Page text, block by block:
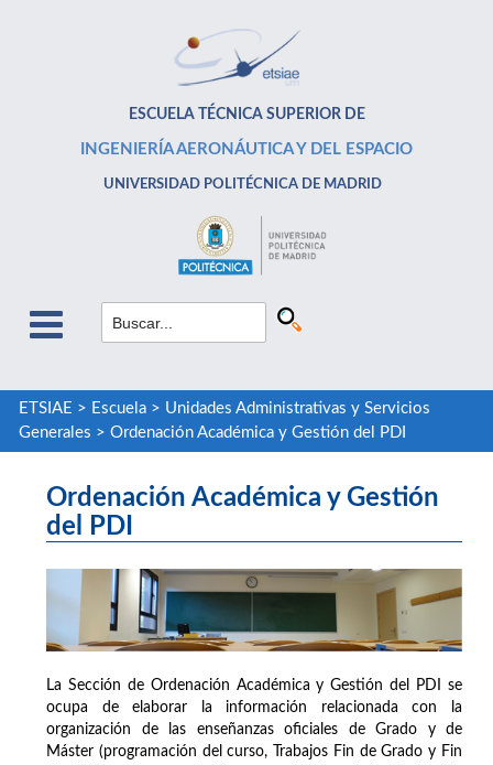
ESCUELA TÉCNICA SUPERIOR DE
INGENIERÍA AERONÁUTICA Y DEL ESPACIO
UNIVERSIDAD POLITÉCNICA DE MADRID
ETSIAE > Escuela> Unidades Administrativas y Servicios
Generales > Ordenación Académica y Gestión del PDI
Ordenación Académica y Gestión
del PDI
La Sección de Ordenación Académica y Gestión del PDI se
ocupa de elaborar la información relacionada con la
organización de las enseñanzas oficiales de Grado y de
Máster (programación del curso, Trabajos Fin de Grado y Fin